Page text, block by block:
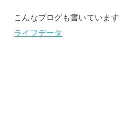
こんなブログも書いています
ライフデータ